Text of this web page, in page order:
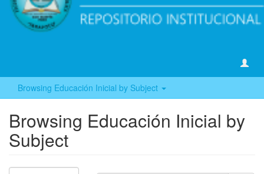
Browsing Educación Inicial by Subject
Browsing Educación Inicial by
Subject